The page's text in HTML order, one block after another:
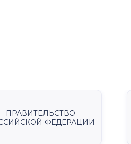
ПРАВИТЕЛЬСТВО
ФЕДЕРАЦИИ